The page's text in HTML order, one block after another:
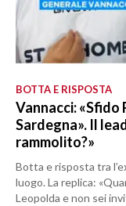
BOTTA E RISPOSTA
Vannacci: «Sfido
Sardegna». Il
rammolito?»
Botta e risposta tra
luogo. La replica:
Leopolda e non sei